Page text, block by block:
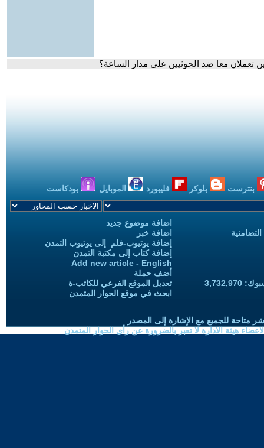
تعملان معا ضد الحوثيين على مدار الساعة؟
بنترست بلوكر فليبورد الموبايل بودكاست
اضافة موضوع جديد
اضافة خبر
إضافة يوتيوب-فلم إلى يوتيوب التمدن
إضافة كتاب إلى مكتبة التمدن
Add new article - English
أضف حملة
تعديل الموقع الفرعي للكاتب-ة
ابحث في موقع الحوار المتمدن
متاحة للجميع مع الإشارة إلى المصدر
هيئة الادارة لا تعبر بالضرورة عن رأي الحوار المتمدن